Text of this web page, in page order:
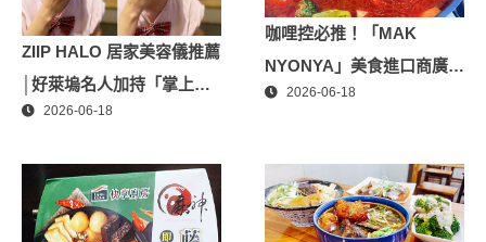
ZIIP HALO 居家美容儀推薦
│好萊塢名人加持「掌上
型」智能美膚管家，奈米微
膚│專屬折扣碼【ZPLAI】
額外9折
2026-06-18
咖哩控必推！「MAK
NYONYA」美食進口商廣紘
國際進口！讓人直接變成咖
2026-06-18